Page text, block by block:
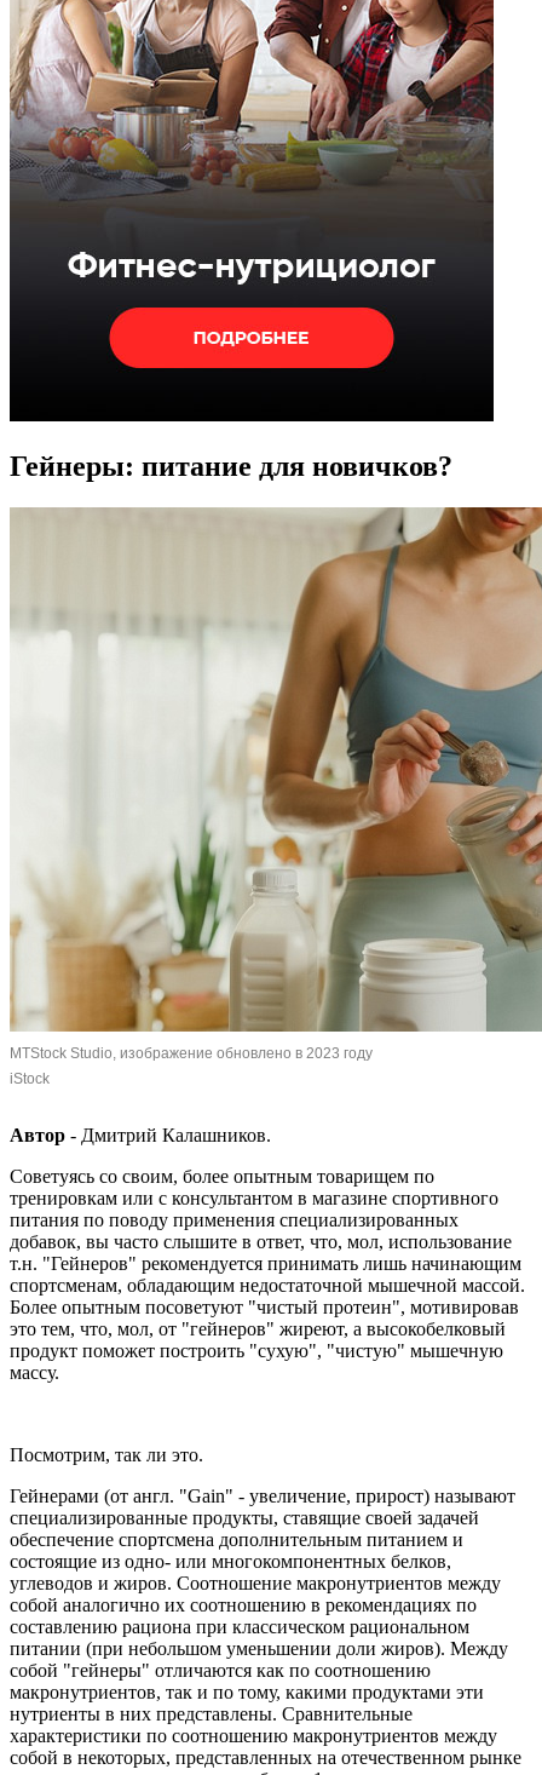
Гейнеры: питание для новичков?
MTStock Studio, изображение обновлено в 2023 году
iStock
Автор - Дмитрий Калашников.
Советуясь со своим, более опытным товарищем по
тренировкам или с консультантом в магазине спортивного
питания по поводу применения специализированных
добавок, вы часто слышите в ответ, что, мол, использование
т.н. "Гейнеров" рекомендуется принимать лишь начинающим
спортсменам, обладающим недостаточной мышечной массой.
Более опытным посоветуют "чистый протеин", мотивировав
это тем, что, мол, от "гейнеров" жиреют, а высокобелковый
продукт поможет построить "сухую", "чистую" мышечную
массу.
Посмотрим, так ли это.
Гейнерами (от англ. "Gain" - увеличение, прирост) называют
специализированные продукты, ставящие своей задачей
обеспечение спортсмена дополнительным питанием и
состоящие из одно- или многокомпонентных белков,
углеводов и жиров. Соотношение макронутриентов между
собой аналогично их соотношению в рекомендациях по
составлению рациона при классическом рациональном
питании (при небольшом уменьшении доли жиров). Между
собой "гейнеры" отличаются как по соотношению
макронутриентов, так и по тому, какими продуктами эти
нутриенты в них представлены. Сравнительные
характеристики по соотношению макронутриентов между
собой в некоторых, представленных на отечественном рынке